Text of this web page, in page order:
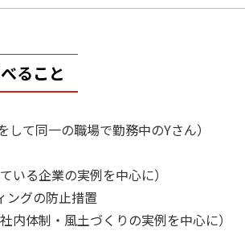
ること
て同一の職場で勤務中のYさん）
いる企業の実例を中心に）
ングの防止措置
内体制・風土づくりの実例を中心に）